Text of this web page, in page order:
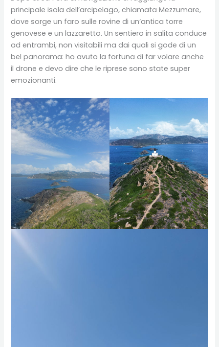
principale isola dell’arcipelago, chiamata Mezzumare,
dove sorge un faro sulle rovine di un’antica torre
genovese e un lazzaretto. Un sentiero in salita conduce
ad entrambi, non visitabili ma dai quali si gode di un
bel panorama: ho avuto la fortuna di far volare anche
il drone e devo dire che le riprese sono state super
emozionanti.